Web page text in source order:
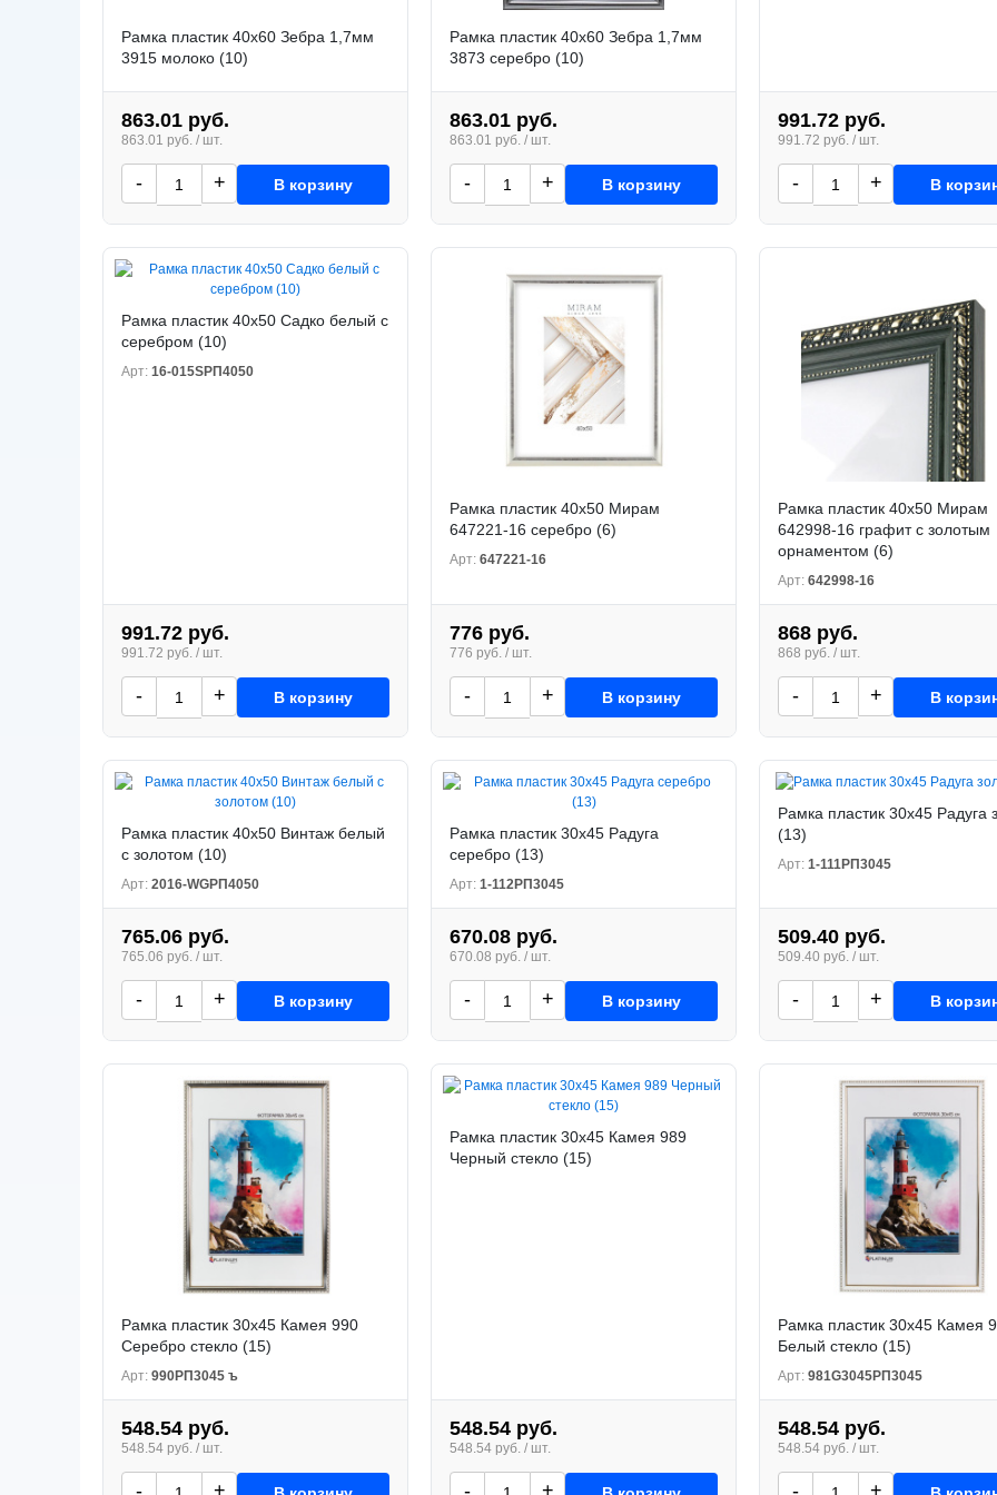
Рамка пластик 40x60 Зебра 1,7мм
3915 молоко (10)
863.01 руб.
863.01 руб. / шт.
- + В корзину
Рамка пластик 40x60 Зебра 1,7мм
3873 серебро (10)
863.01 руб.
863.01 руб. / шт.
- + В корзину
991.72 руб.
991.72 руб. / шт.
- + В
Рамка пластик 40x50 Садко белый с
серебром (10)
Арт: 16-015SРП4050
991.72 руб.
991.72 руб. / шт.
- + В корзину
Рамка пластик 40x50 Мирам
647221-16 серебро (6)
Арт: 647221-16
776 руб.
776 руб. / шт.
- + В корзину
Рамка пластик 40x50 Мирам
642998-16 графит с золотым
орнаментом (6)
Арт: 642998-16
868 руб.
868 руб. / шт.
- + В
Рамка пластик 40x50 Винтаж белый
с золотом (10)
Арт: 2016-WGРП4050
765.06 руб.
765.06 руб. / шт.
- + В корзину
Рамка пластик 30x45 Радуга
серебро (13)
Арт: 1-112РП3045
670.08 руб.
670.08 руб. / шт.
- + В корзину
Рамка пластик 30x45 Радуга
(13)
Арт: 1-111РП3045
509.40 руб.
509.40 руб. / шт.
- + В
Рамка пластик 30x45 Камея 990
Серебро стекло (15)
Арт: 990РП3045 ъ
548.54 руб.
548.54 руб. / шт.
- +
Рамка пластик 30x45 Камея 989
Черный стекло (15)
548.54 руб.
548.54 руб. / шт.
- +
Рамка пластик 30x45 Камея
Белый стекло (15)
Арт: 981G3045РП3045
548.54 руб.
548.54 руб. / шт.
- +